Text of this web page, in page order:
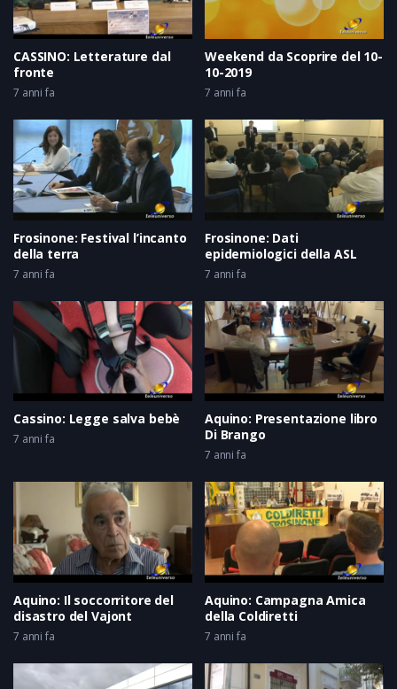
CASSINO: Letterature dal
fronte
7 anni fa
Weekend da Scoprire del 10-
10-2019
7 anni fa
Frosinone: Festival l’incanto
della terra
7 anni fa
Frosinone: Dati
epidemiologici della ASL
7 anni fa
Cassino: Legge salva bebè
7 anni fa
Aquino: Presentazione libro
Di Brango
7 anni fa
Aquino: Il soccorritore del
disastro del Vajont
7 anni fa
Aquino: Campagna Amica
della Coldiretti
7 anni fa